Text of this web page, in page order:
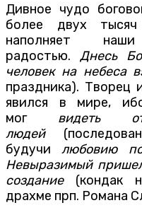
Дивное чудо
более двух
наполняет
радостью. Днесь
человек на небеса
праздника). Творец
явился в мире,
мог видеть
людей
будучилюбовию
Невыразимый
создание(кондак
драхме прп. Романа